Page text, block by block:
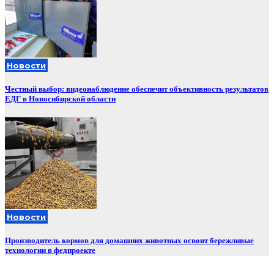
Новости
Честный выбор: видеонаблюдение обеспечит объективность результатов
ЕДГ в Новосибирской области
Новости
Производитель кормов для домашних животных освоит бережливые
технологии в федпроекте